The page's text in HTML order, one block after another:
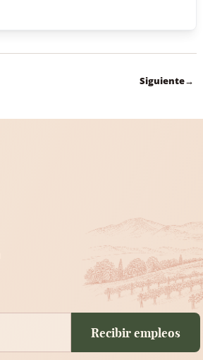
Siguiente→
Recibir empleos